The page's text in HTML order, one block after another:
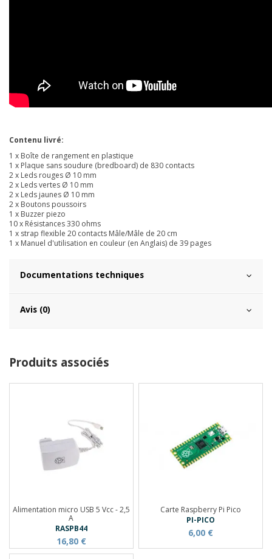
Contenu livré:
1 x Boîte de rangement en plastique
1 x Plaque sans soudure (bredboard) de 830 contacts
2 x Leds rouges Ø 10 mm
2 x Leds vertes Ø 10 mm
2 x Leds jaunes Ø 10 mm
2 x Boutons poussoirs
1 x Buzzer piezo
10 x Résistances 330 ohms
1 x strap flexible 20 contacts Mâle/Mâle de 20 cm
1 x Manuel d'utilisation en couleur (en Anglais) de 39 pages
Documentations techniques
Avis (0)
Produits associés
Alimentation micro USB 5 Vcc - 2,5
A
RASPB44
16,80 €
Carte Raspberry Pi Pico
PI-PICO
6,00 €